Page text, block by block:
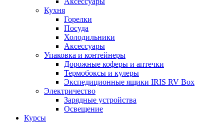
Кухня
Горелки
Посуда
Холодильники
Аксессуары
Упаковка и контейнеры
Дорожные коферы и аптечки
Термобоксы и кулеры
Экспедиционные ящики IRIS RV Box
Электричество
Зарядные устройства
Освещение
Курсы